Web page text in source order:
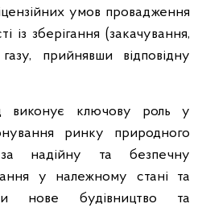
умов провадження
із зберігання (закачування,
прийнявши відповідну
виконує ключову роль у
ринку природного
за надійну та безпечну
у належному стані та
нове будівництво та